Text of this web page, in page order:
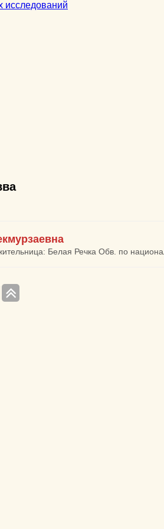
Белая Речка Обв. по